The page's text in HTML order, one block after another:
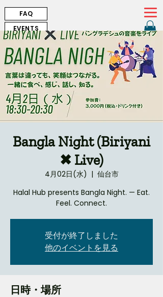
EVENTS
FAQ
Bangla Night (Biriyani
✖ Live)
4月02日(水)
  |
仙台市
Halal Hub presents Bangla Night. — Eat.
Feel. Connect.
受付が終了しました
他のイベントを見る
日時・場所